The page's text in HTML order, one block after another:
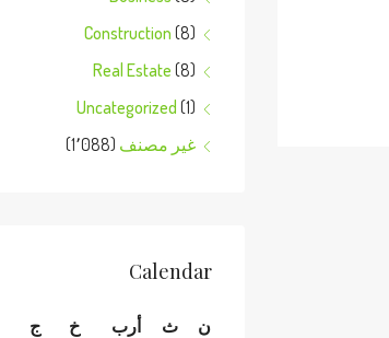
Construction (8)
Real Estate (8)
Uncategorized (1)
غير مصنف (1٬088)
Calendar
ن ث أرب خ ج